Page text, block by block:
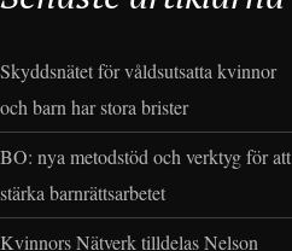
Skyddsnätet för våldsutsatta kvinnor
och barn har stora brister
BO: nya metodstöd och verktyg för att
stärka barnrättsarbetet
Kvinnors Nätverk tilldelas Nelson